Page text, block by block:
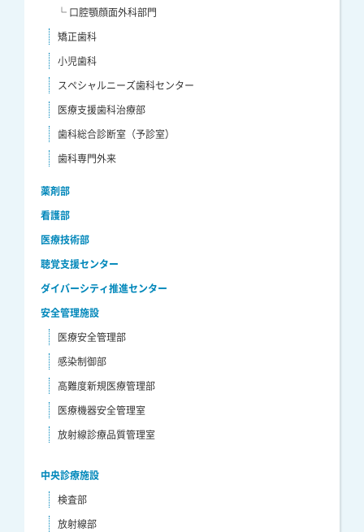
└ 口腔顎顔面外科部門
矯正歯科
小児歯科
スペシャルニーズ歯科センター
医療支援歯科治療部
歯科総合診断室（予診室）
歯科専門外来
薬剤部
看護部
医療技術部
聴覚支援センター
ダイバーシティ推進センター
安全管理施設
医療安全管理部
感染制御部
高難度新規医療管理部
医療機器安全管理室
放射線診療品質管理室
中央診療施設
検査部
放射線部